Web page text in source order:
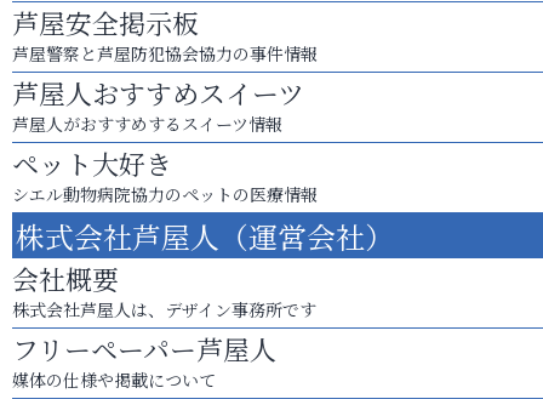
芦屋安全掲示板
芦屋警察と芦屋防犯協会協力の事件情報
芦屋人おすすめスイーツ
芦屋人がおすすめするスイーツ情報
ペット大好き
シエル動物病院協力のペットの医療情報
株式会社芦屋人（運営会社）
会社概要
株式会社芦屋人は、デザイン事務所です
フリーペーパー芦屋人
媒体の仕様や掲載について